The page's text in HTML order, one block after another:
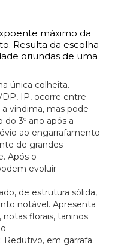
máximo da
Resulta da escolha
oriundas de uma
única colheita.
IP, ocorre entre
a vindima, mas pode
3º ano após a
ao engarrafamento
de grandes
Após o
evoluir
de estrutura sólida,
notável. Apresenta
florais, taninos
: Redutivo, em garrafa.